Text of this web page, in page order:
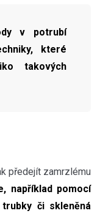
v potrubí
které
takových
předejít zamrzlému
například pomocí
či skleněná